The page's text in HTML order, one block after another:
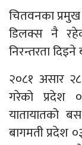
चितवनका
डिलक्स नै
निरन्तरता दिइने
२०८१ असार
गरेको प्रदेश
यातायातको
बागमती प्रदेश